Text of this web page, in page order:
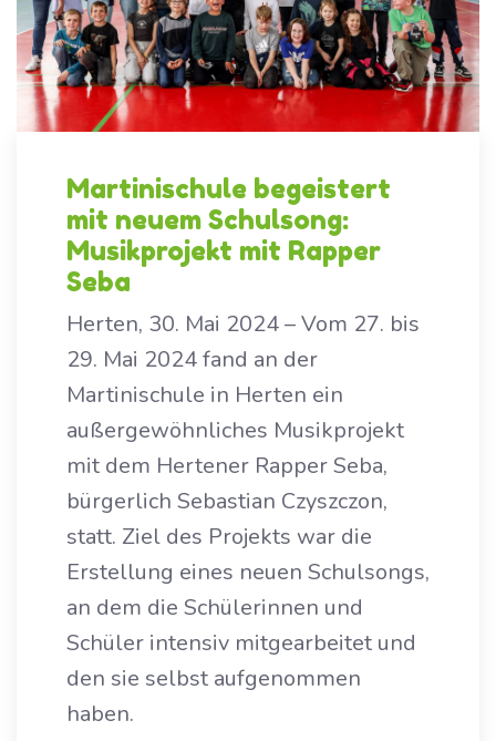
Martinischule begeistert
mit neuem Schulsong:
Musikprojekt mit Rapper
Seba
Herten, 30. Mai 2024 – Vom 27. bis
29. Mai 2024 fand an der
Martinischule in Herten ein
außergewöhnliches Musikprojekt
mit dem Hertener Rapper Seba,
bürgerlich Sebastian Czyszczon,
statt. Ziel des Projekts war die
Erstellung eines neuen Schulsongs,
an dem die Schülerinnen und
Schüler intensiv mitgearbeitet und
den sie selbst aufgenommen
haben.